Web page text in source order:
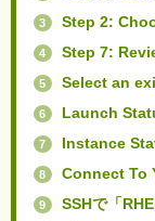
3 Step 2:
4 Step 7:
5 Select an
6 Launch
7 Instance
8 Connect To
9 SSHで「